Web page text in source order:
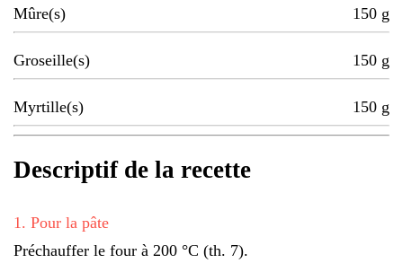
Mûre(s) 150 g
Groseille(s) 150 g
Myrtille(s) 150 g
Descriptif de la recette
1 . Pour la pâte
Préchauffer le four à 200 °C (th. 7).